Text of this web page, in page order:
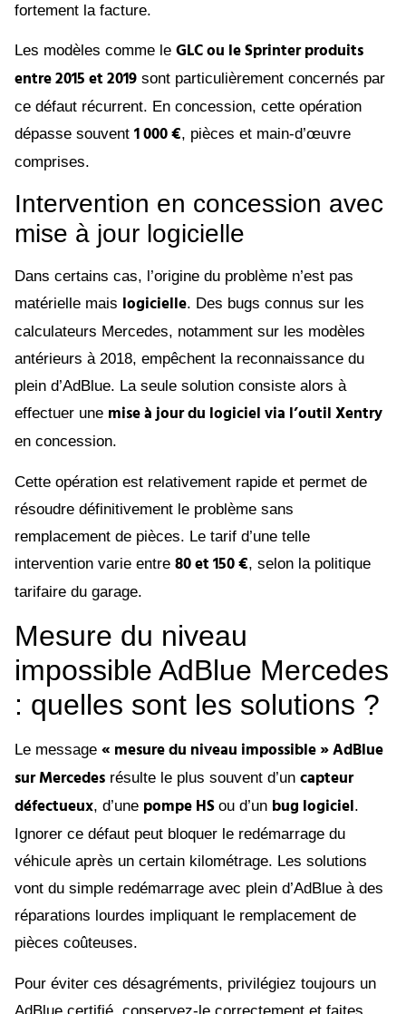
fortement la facture.
Les modèles comme le GLC ou le Sprinter produits
entre 2015 et 2019 sont particulièrement concernés par
ce défaut récurrent. En concession, cette opération
dépasse souvent 1 000 €, pièces et main-d’œuvre
comprises.
Intervention en concession avec
mise à jour logicielle
Dans certains cas, l’origine du problème n’est pas
matérielle mais logicielle. Des bugs connus sur les
calculateurs Mercedes, notamment sur les modèles
antérieurs à 2018, empêchent la reconnaissance du
plein d’AdBlue. La seule solution consiste alors à
effectuer une mise à jour du logiciel via l’outil Xentry
en concession.
Cette opération est relativement rapide et permet de
résoudre définitivement le problème sans
remplacement de pièces. Le tarif d’une telle
intervention varie entre 80 et 150 €, selon la politique
tarifaire du garage.
Mesure du niveau
impossible AdBlue Mercedes
: quelles sont les solutions ?
Le message « mesure du niveau impossible » AdBlue
sur Mercedes résulte le plus souvent d’un capteur
défectueux, d’une pompe HS ou d’un bug logiciel.
Ignorer ce défaut peut bloquer le redémarrage du
véhicule après un certain kilométrage. Les solutions
vont du simple redémarrage avec plein d’AdBlue à des
réparations lourdes impliquant le remplacement de
pièces coûteuses.
Pour éviter ces désagréments, privilégiez toujours un
AdBlue certifié, conservez-le correctement et faites